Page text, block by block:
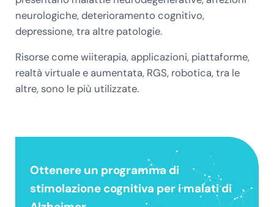
neurologiche, deterioramento cognitivo,
depressione, tra altre patologie.
Risorse come wiiterapia, applicazioni, piattaforme,
realtà virtuale e aumentata, RGS, robotica, tra le
altre, sono le più utilizzate.
Ottenere un programma di
stimolazione cognitiva per i malati di